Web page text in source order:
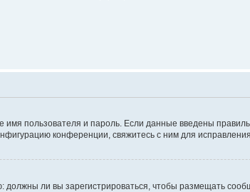
пользователя и пароль. Если данные введены
конференции, свяжитесь с ним для
должны ли вы зарегистрироваться, чтобы размещать